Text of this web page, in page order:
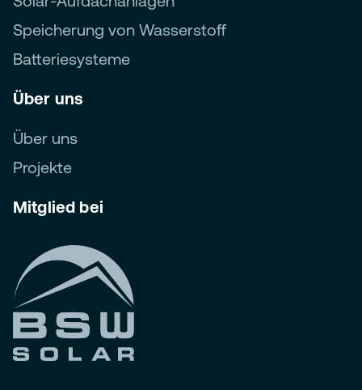
Speicherung von Wasserstoff
Batteriesysteme
Über uns
Über uns
Projekte
Mitglied bei